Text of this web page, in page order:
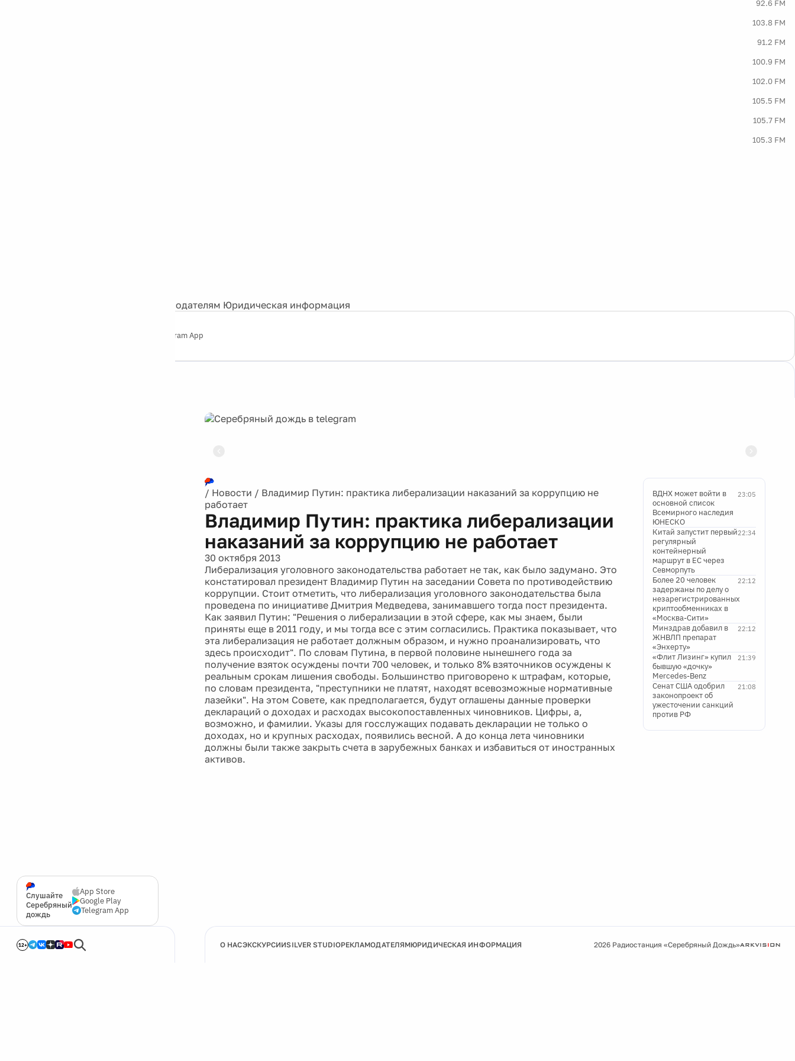
92.6 FM
103.8 FM
91.2 FM
100.9 FM
102.0 FM
105.5 FM
105.7 FM
105.3 FM
Рекламодателям Юридическая информация
Telegram App
Слушайте
Серебряный
дождь
App Store
Google Play
Telegram App
12+
/ Новости / Владимир Путин: практика либерализации наказаний за коррупцию не
работает
Владимир Путин: практика либерализации
наказаний за коррупцию не работает
30 октября 2013
Либерализация уголовного законодательства работает не так, как было задумано. Это
констатировал президент Владимир Путин на заседании Совета по противодействию
коррупции. Стоит отметить, что либерализация уголовного законодательства была
проведена по инициативе Дмитрия Медведева, занимавшего тогда пост президента.
Как заявил Путин: "Решения о либерализации в этой сфере, как мы знаем, были
приняты еще в 2011 году, и мы тогда все с этим согласились. Практика показывает, что
эта либерализация не работает должным образом, и нужно проанализировать, что
здесь происходит". По словам Путина, в первой половине нынешнего года за
получение взяток осуждены почти 700 человек, и только 8% взяточников осуждены к
реальным срокам лишения свободы. Большинство приговорено к штрафам, которые,
по словам президента, "преступники не платят, находят всевозможные нормативные
лазейки". На этом Совете, как предполагается, будут оглашены данные проверки
деклараций о доходах и расходах высокопоставленных чиновников. Цифры, а,
возможно, и фамилии. Указы для госслужащих подавать декларации не только о
доходах, но и крупных расходах, появились весной. А до конца лета чиновники
должны были также закрыть счета в зарубежных банках и избавиться от иностранных
активов.
23:05
ВДНХ может войти в
основной список
Всемирного наследия
ЮНЕСКО
22:34
Китай запустит первый
регулярный
контейнерный
маршрут в ЕС через
Севморпуть
22:12
Более 20 человек
задержаны по делу о
незарегистрированных
криптообменниках в
«Москва-Сити»
22:12
Минздрав добавил в
ЖНВЛП препарат
«Энхерту»
21:39
«Флит Лизинг» купил
бывшую «дочку»
Mercedes-Benz
21:08
Сенат США одобрил
законопроект об
ужесточении санкций
против РФ
О НАСЭКСКУРСИИSILVER STUDIOРЕКЛАМОДАТЕЛЯМЮРИДИЧЕСКАЯ ИНФОРМАЦИЯ 2026 Радиостанция «Серебряный Дождь»